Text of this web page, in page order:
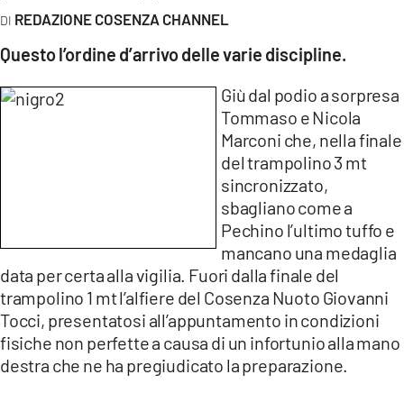
Streaming
LAC ONAIR
LACONAIR.IT
LACITYMAG.IT
ILREGGINO.IT
COSENZACHANNEL.IT
REDAZIONE COSENZA CHANNEL
Questo l’ordine d’arrivo delle varie discipline.
Giù dal podio a sorpresa
Tommaso e Nicola
Marconi che, nella finale
del trampolino 3 mt
sincronizzato,
sbagliano come a
Pechino l’ultimo tuffo e
mancano una medaglia
data per certa alla vigilia. Fuori dalla finale del
trampolino 1 mt l’alfiere del Cosenza Nuoto Giovanni
Tocci, presentatosi all’appuntamento in condizioni
fisiche non perfette a causa di un infortunio alla mano
destra che ne ha pregiudicato la preparazione.